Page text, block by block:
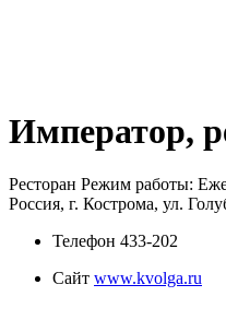
Император,
Ресторан Режим работы:
Россия, г. Кострома, ул.
Телефон 433-202
Сайт www.kvolga.ru